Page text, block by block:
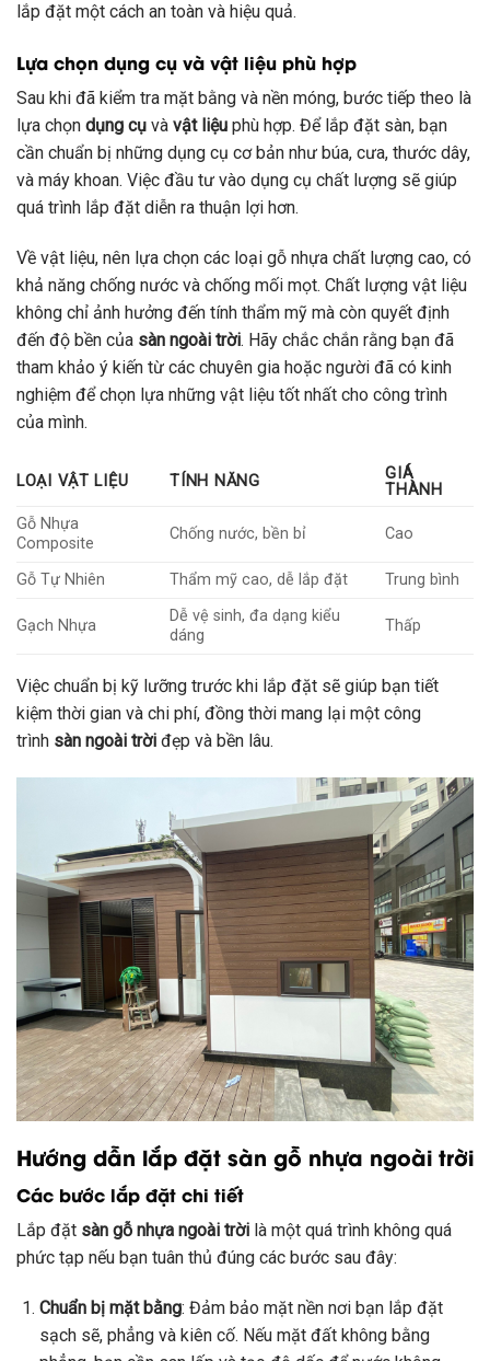
lắp đặt một cách an toàn và hiệu quả.
Lựa chọn dụng cụ và vật liệu phù hợp
Sau khi đã kiểm tra mặt bằng và nền móng, bước tiếp theo là
lựa chọn dụng cụ và vật liệu phù hợp. Để lắp đặt sàn, bạn
cần chuẩn bị những dụng cụ cơ bản như búa, cưa, thước dây,
và máy khoan. Việc đầu tư vào dụng cụ chất lượng sẽ giúp
quá trình lắp đặt diễn ra thuận lợi hơn.
Về vật liệu, nên lựa chọn các loại gỗ nhựa chất lượng cao, có
khả năng chống nước và chống mối mọt. Chất lượng vật liệu
không chỉ ảnh hưởng đến tính thẩm mỹ mà còn quyết định
đến độ bền của sàn ngoài trời. Hãy chắc chắn rằng bạn đã
tham khảo ý kiến từ các chuyên gia hoặc người đã có kinh
nghiệm để chọn lựa những vật liệu tốt nhất cho công trình
của mình.
LOẠI VẬT LIỆU TÍNH NĂNG
GIÁ
THÀNH
Gỗ Nhựa
Composite
Chống nước, bền bỉ Cao
Gỗ Tự Nhiên Thẩm mỹ cao, dễ lắp đặt Trung bình
Gạch Nhựa
Dễ vệ sinh, đa dạng kiểu
dáng
Thấp
Việc chuẩn bị kỹ lưỡng trước khi lắp đặt sẽ giúp bạn tiết
kiệm thời gian và chi phí, đồng thời mang lại một công
trình sàn ngoài trời đẹp và bền lâu.
Hướng dẫn lắp đặt sàn gỗ nhựa ngoài trời
Các bước lắp đặt chi tiết
Lắp đặt sàn gỗ nhựa ngoài trời là một quá trình không quá
phức tạp nếu bạn tuân thủ đúng các bước sau đây:
Chuẩn bị mặt bằng: Đảm bảo mặt nền nơi bạn lắp đặt
sạch sẽ, phẳng và kiên cố. Nếu mặt đất không bằng